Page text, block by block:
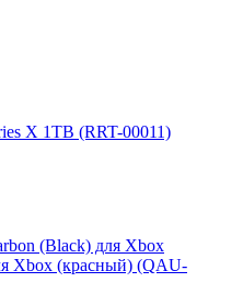
X 1TB (RRT-00011)
(Black) для Xbox
Xbox (красный) (QAU-